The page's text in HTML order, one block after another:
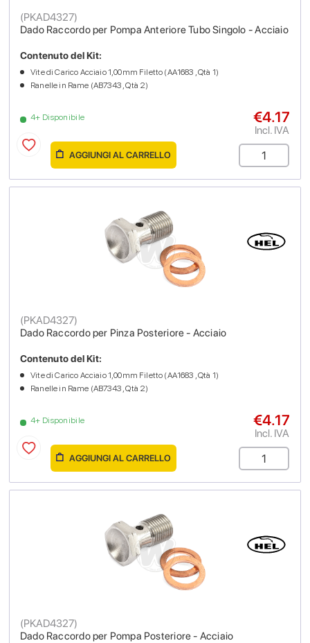
Dado Raccordo per Pompa Anteriore Tubo Singolo - Acciaio
(PKAD4327)
4+ Disponibile
Contenuto del Kit:
Vite di Carico Acciaio 1,00mm Filetto (AA1683 , Qtà 1)
Ranelle in Rame (AB7343 , Qtà 2)
€4.17
Incl. IVA
AGGIUNGI AL CARRELLO
Dado Raccordo per Pinza Posteriore - Acciaio
(PKAD4327)
4+ Disponibile
Contenuto del Kit:
Vite di Carico Acciaio 1,00mm Filetto (AA1683 , Qtà 1)
Ranelle in Rame (AB7343 , Qtà 2)
€4.17
Incl. IVA
AGGIUNGI AL CARRELLO
Dado Raccordo per Pompa Posteriore - Acciaio
(PKAD4327)